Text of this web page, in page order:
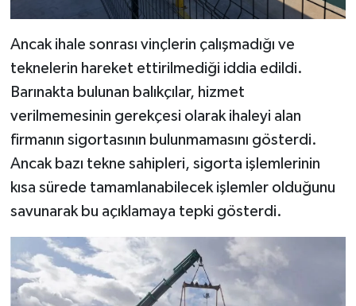
Ancak ihale sonrası vinçlerin çalışmadığı ve
teknelerin hareket ettirilmediği iddia edildi.
Barınakta bulunan balıkçılar, hizmet
verilmemesinin gerekçesi olarak ihaleyi alan
firmanın sigortasının bulunmamasını gösterdi.
Ancak bazı tekne sahipleri, sigorta işlemlerinin
kısa sürede tamamlanabilecek işlemler olduğunu
savunarak bu açıklamaya tepki gösterdi.